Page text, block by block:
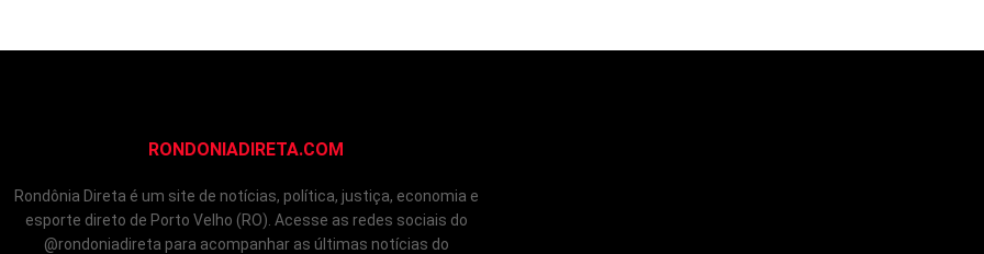
RONDONIADIRETA.COM
Rondônia Direta é um site de notícias, política, justiça, economia e
esporte direto de Porto Velho (RO). Acesse as redes sociais do
@rondoniadireta para acompanhar as últimas notícias do